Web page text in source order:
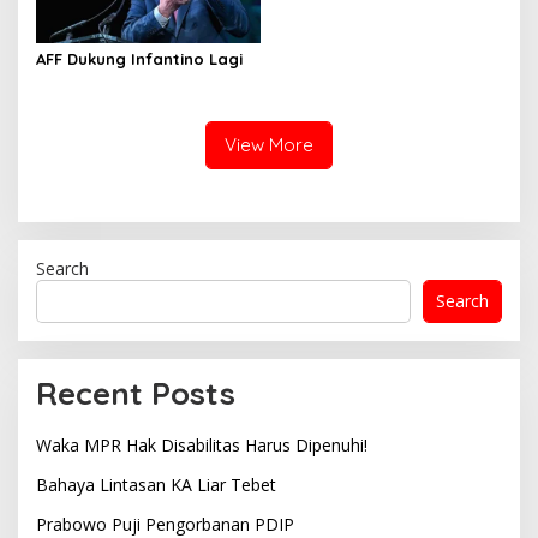
AFF Dukung Infantino Lagi
View More
Search
Search
Recent Posts
Waka MPR Hak Disabilitas Harus Dipenuhi!
Bahaya Lintasan KA Liar Tebet
Prabowo Puji Pengorbanan PDIP